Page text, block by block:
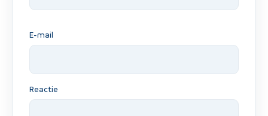
E-mail
Reactie